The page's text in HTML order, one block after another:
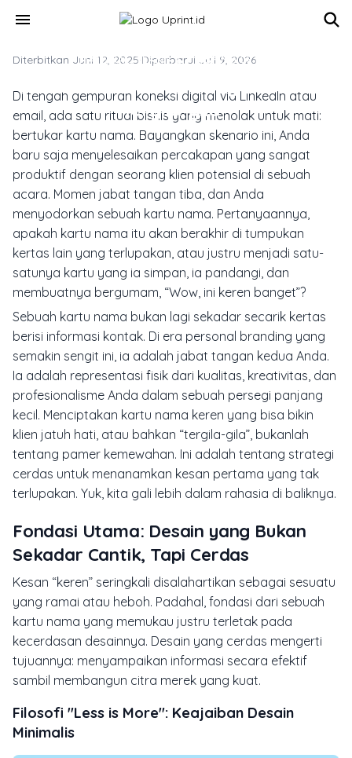
menu
MATERIAL, TEKNIK & FINISHING CETAK
Kartu Nama Keren Yang Bikin Klien
Tergila-gila
Diterbitkan Juni 12, 2025·Diperbarui Juli 9, 2026
Di tengah gempuran koneksi digital via LinkedIn atau
email, ada satu ritual bisnis yang menolak untuk mati:
bertukar kartu nama. Bayangkan skenario ini, Anda
baru saja menyelesaikan percakapan yang sangat
produktif dengan seorang klien potensial di sebuah
acara. Momen jabat tangan tiba, dan Anda
menyodorkan sebuah kartu nama. Pertanyaannya,
apakah kartu nama itu akan berakhir di tumpukan
kertas lain yang terlupakan, atau justru menjadi satu-
satunya kartu yang ia simpan, ia pandangi, dan
membuatnya bergumam, “Wow, ini keren banget”?
Sebuah kartu nama bukan lagi sekadar secarik kertas
berisi informasi kontak. Di era personal branding yang
semakin sengit ini, ia adalah jabat tangan kedua Anda.
Ia adalah representasi fisik dari kualitas, kreativitas, dan
profesionalisme Anda dalam sebuah persegi panjang
kecil. Menciptakan kartu nama keren yang bisa bikin
klien jatuh hati, atau bahkan “tergila-gila”, bukanlah
tentang pamer kemewahan. Ini adalah tentang strategi
cerdas untuk menanamkan kesan pertama yang tak
terlupakan. Yuk, kita gali lebih dalam rahasia di baliknya.
Fondasi Utama: Desain yang Bukan
Sekadar Cantik, Tapi Cerdas
Kesan “keren” seringkali disalahartikan sebagai sesuatu
yang ramai atau heboh. Padahal, fondasi dari sebuah
kartu nama yang memukau justru terletak pada
kecerdasan desainnya. Desain yang cerdas mengerti
tujuannya: menyampaikan informasi secara efektif
sambil membangun citra merek yang kuat.
Filosofi "Less is More": Keajaiban Desain
Minimalis